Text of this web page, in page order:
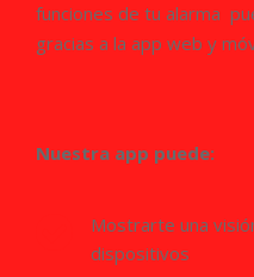
funciones de tu alarma
gracias a la app web y
Nuestra app puede:
Mostrarte una
dispositivos